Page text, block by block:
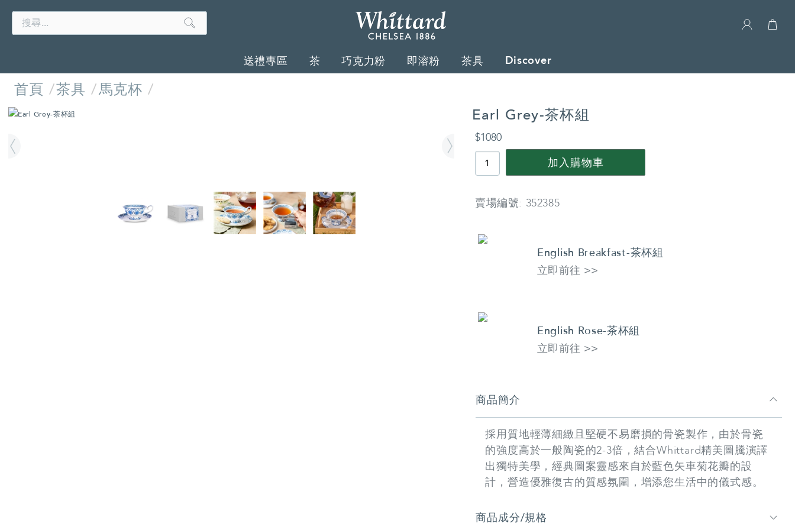
Chelsea
Search
Catalog
Search
送禮專區 茶 巧克力粉 即溶粉 茶具 Discover
首頁 茶具 馬克杯
IMAGES Earl Grey-茶杯組
詳
情
$1080
PRODUCT
ACTIONS
加入購物車
賣場編號: 352385
商
品
English Breakfast-茶杯組
立即前往 >>
English Rose-茶杯組
立即前往 >>
商品簡介
採用質地輕薄細緻且堅硬不易磨損的骨瓷製作，由於骨瓷
的強度高於一般陶瓷的2-3倍，結合Whittard精美圖騰演譯
出獨特美學，經典圖案靈感來自於藍色矢車菊花瓣的設
計，營造優雅復古的質感氛圍，增添您生活中的儀式感。
商品成分/規格